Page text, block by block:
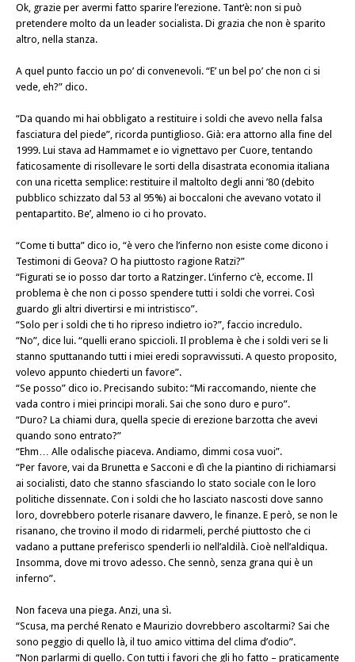
Ok, grazie per avermi fatto sparire l’erezione. Tant‘è: non si può
pretendere molto da un leader socialista. Di grazia che non è sparito
altro, nella stanza.
A quel punto faccio un po’ di convenevoli. “E’ un bel po’ che non ci si
vede, eh?” dico.
“Da quando mi hai obbligato a restituire i soldi che avevo nella falsa
fasciatura del piede”, ricorda puntiglioso. Già: era attorno alla fine del
1999. Lui stava ad Hammamet e io vignettavo per Cuore, tentando
faticosamente di risollevare le sorti della disastrata economia italiana
con una ricetta semplice: restituire il maltolto degli anni ’80 (debito
pubblico schizzato dal 53 al 95%) ai boccaloni che avevano votato il
pentapartito. Be’, almeno io ci ho provato.
“Come ti butta” dico io, “è vero che l’inferno non esiste come dicono i
Testimoni di Geova? O ha piuttosto ragione Ratzi?”
“Figurati se io posso dar torto a Ratzinger. L’inferno c‘è, eccome. Il
problema è che non ci posso spendere tutti i soldi che vorrei. Così
guardo gli altri divertirsi e mi intristisco”.
“Solo per i soldi che ti ho ripreso indietro io?”, faccio incredulo.
“No”, dice lui. “quelli erano spiccioli. Il problema è che i soldi veri se li
stanno sputtanando tutti i miei eredi sopravvissuti. A questo proposito,
volevo appunto chiederti un favore”.
“Se posso” dico io. Precisando subito: “Mi raccomando, niente che
vada contro i miei principi morali. Sai che sono duro e puro”.
“Duro? La chiami dura, quella specie di erezione barzotta che avevi
quando sono entrato?”
“Ehm… Alle odalische piaceva. Andiamo, dimmi cosa vuoi”.
“Per favore, vai da Brunetta e Sacconi e dì che la piantino di richiamarsi
ai socialisti, dato che stanno sfasciando lo stato sociale con le loro
politiche dissennate. Con i soldi che ho lasciato nascosti dove sanno
loro, dovrebbero poterle risanare davvero, le finanze. E però, se non le
risanano, che trovino il modo di ridarmeli, perché piuttosto che ci
vadano a puttane preferisco spenderli io nell’aldilà. Cioè nell’aldiqua.
Insomma, dove mi trovo adesso. Che sennò, senza grana qui è un
inferno”.
Non faceva una piega. Anzi, una sì.
“Scusa, ma perché Renato e Maurizio dovrebbero ascoltarmi? Sai che
sono peggio di quello là, il tuo amico vittima del clima d’odio”.
“Non parlarmi di quello. Con tutti i favori che gli ho fatto – praticamente